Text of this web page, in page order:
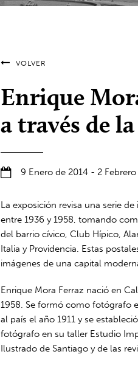
VOLVER
Enrique
a través de
9 Enero de 2014 - 2
La exposición revisa una serie
entre 1936 y 1958, tomando
del barrio cívico, Club Hípico,
Italia y Providencia. Estas
imágenes de una capital
Enrique Mora Ferraz nació en
1958. Se formó como fotógrafo
al país el año 1911 y se
fotógrafo en su taller Estudio
Ilustrado de Santiago y de las